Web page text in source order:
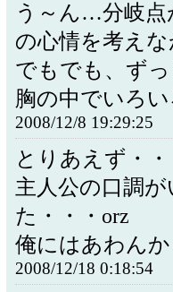
う～ん…分岐点
の心情を考え
でもでも、ず
胸の中でいろ
2008/12/8 19:29:25
とりあえず・・
主人公の口調
た・・・orz
俺にはあわんか
2008/12/18 0:18:54